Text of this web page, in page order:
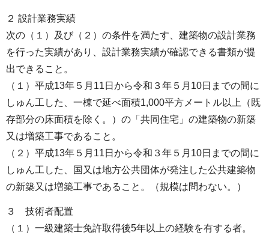
２ 設計業務実績
次の（１）及び（２）の条件を満たす、建築物の設計業務
を行った実績があり、設計業務実績が確認できる書類が提
出できること。
（１）平成13年５月11日から令和３年５月10日までの間に
しゅん工した、一棟で延べ面積1,000平方メートル以上（既
存部分の床面積を除く。）の「共同住宅」の建築物の新築
又は増築工事であること。
（２）平成13年５月11日から令和３年５月10日までの間に
しゅん工した、国又は地方公共団体が発注した公共建築物
の新築又は増築工事であること。（規模は問わない。）
３ 技術者配置
（１）一級建築士免許取得後5年以上の経験を有する者。